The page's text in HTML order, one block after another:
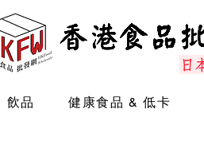
飲品 健康食品 & 低卡